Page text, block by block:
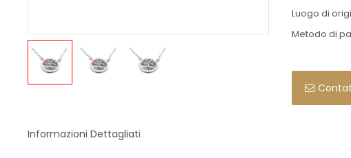
Luogo di
Metodo di
Informazioni Dettagliati